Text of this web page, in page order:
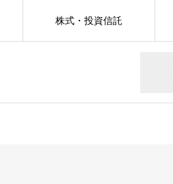
株式・投資信託